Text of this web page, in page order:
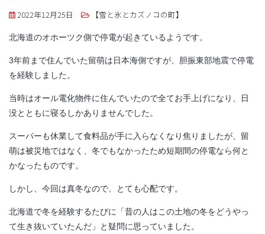
2022年12月25日 【雪と氷とカズノコの町】
北海道のオホーツク側で停電が起きているようです。
3年前まで住んでいた留萌は日本海側ですが、胆振東部地震で停電
を経験しました。
当時はオール電化物件に住んでいたので全てお手上げになり、日
没とともに寝るしかありませんでした。
スーパーも休業して食料品が手に入らなくなり焦りましたが、留
萌は被災地ではなく、冬でもなかったため短期間の停電なら何と
かなったものです。
しかし、今回は真冬なので、とても心配です。
北海道で冬を経験するたびに「昔の人はこの土地の冬をどうやっ
て生き抜いていたんだ」と疑問に思っていました。